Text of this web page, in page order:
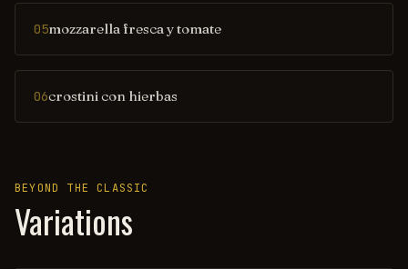
05mozzarella fresca y tomate
06crostini con hierbas
BEYOND THE CLASSIC
Variations